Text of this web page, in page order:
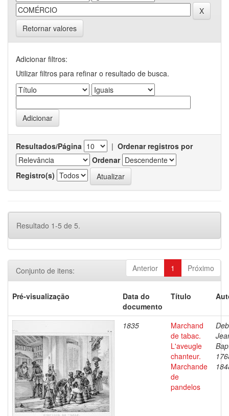
Retornar valores
Adicionar filtros:
Utilizar filtros para refinar o resultado de busca.
Resultados/Página | Ordenar registros por
Ordenar
Registro(s)
Resultado 1-5 de 5.
Anterior 1 Próximo
Conjunto de itens:
Pré-visualização
Data do
documento
Título
1835
Marchand
de tabac.
L'aveugle
chanteur.
Marchande
de
pandelos